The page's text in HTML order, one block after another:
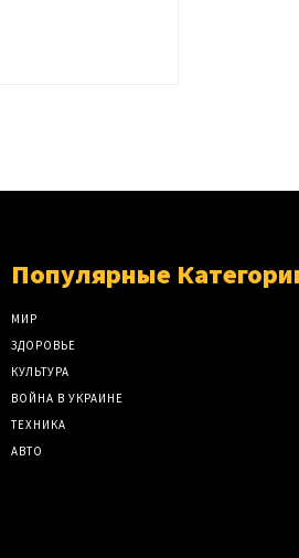
Популярные
МИР
ЗДОРОВЬЕ
КУЛЬТУРА
ВОЙНА В УКРАИНЕ
ТЕХНИКА
АВТО